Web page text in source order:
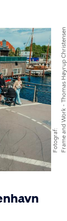
FotografFrame and Work - Thomas Høyrup Christensen